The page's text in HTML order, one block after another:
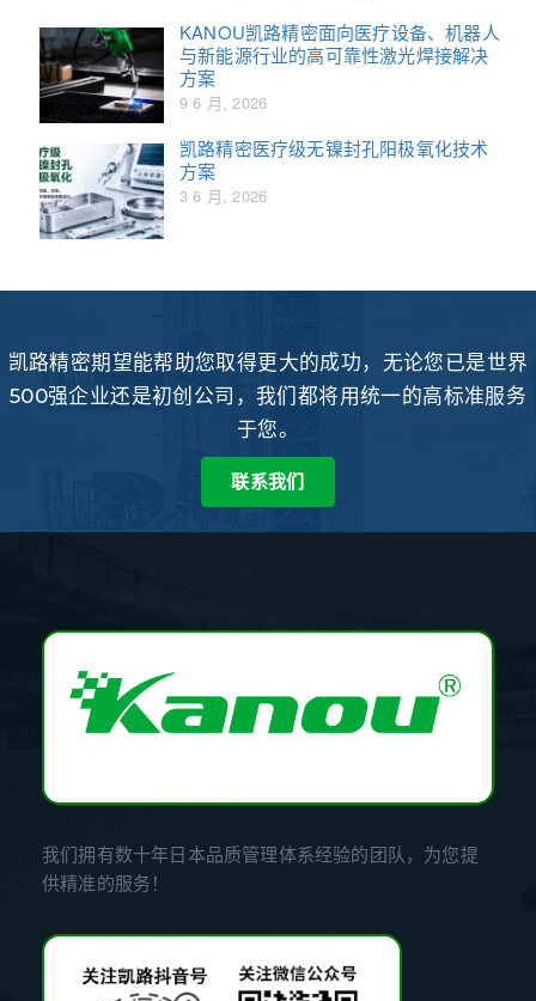
KANOU凯路精密面向医疗设备、机器人
与新能源行业的高可靠性激光焊接解决
方案
9 6 月, 2026
凯路精密医疗级无镍封孔阳极氧化技术
方案
3 6 月, 2026
凯路精密期望能帮助您取得更大的成功，无论您已是世界
500强企业还是初创公司，我们都将用统一的高标准服务
于您。
联系我们
我们拥有数十年日本品质管理体系经验的团队，为您提
供精准的服务！